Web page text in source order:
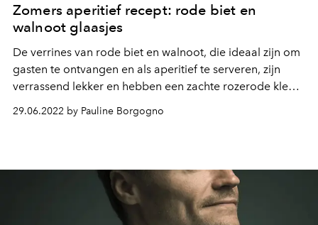
Zomers aperitief recept: rode biet en
walnoot glaasjes
De verrines van rode biet en walnoot, die ideaal zijn om
gasten te ontvangen en als aperitief te serveren, zijn
verrassend lekker en hebben een zachte rozerode kleur.
29.06.2022 by Pauline Borgogno